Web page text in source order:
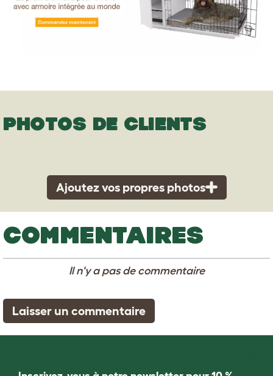
PHOTOS DE CLIENTS
Ajoutez vos propres photos
COMMENTAIRES
Il n'y a pas de commentaire
Laisser un commentaire